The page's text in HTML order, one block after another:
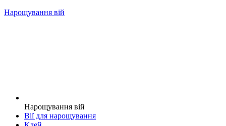
Нарощування вій
Нарощування вій
Вії для нарощування